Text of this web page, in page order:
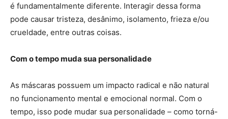
é fundamentalmente diferente. Interagir dessa forma
pode causar tristeza, desânimo, isolamento, frieza e/ou
crueldade, entre outras coisas.
Com o tempo muda sua personalidade
As máscaras possuem um impacto radical e não natural
no funcionamento mental e emocional normal. Com o
tempo, isso pode mudar sua personalidade – como torná-